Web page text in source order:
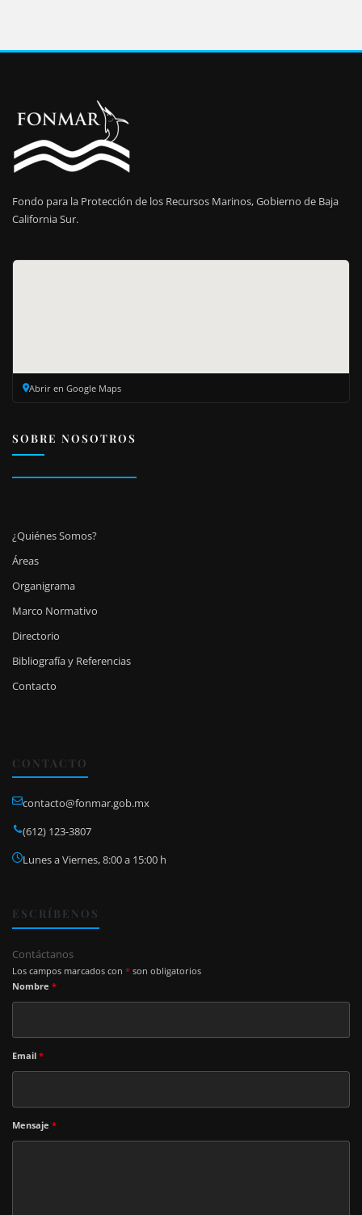
Fondo para la Protección de los Recursos Marinos, Gobierno de Baja
California Sur.
Abrir en Google Maps
SOBRE NOSOTROS
¿Quiénes Somos?
Áreas
Organigrama
Marco Normativo
Directorio
Bibliografía y Referencias
Contacto
CONTACTO
contacto@fonmar.gob.mx
(612) 123-3807
Lunes a Viernes, 8:00 a 15:00 h
ESCRÍBENOS
Contáctanos
Los campos marcados con * son obligatorios
Nombre *
Email *
Mensaje *